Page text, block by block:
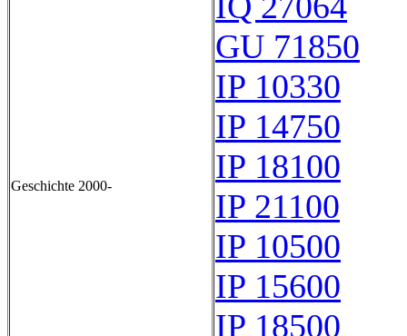
Geschichte 2000-
GU 71850
IP 10330
IP 14750
IP 18100
IP 21100
IP 10500
IP 15600
IP 18500